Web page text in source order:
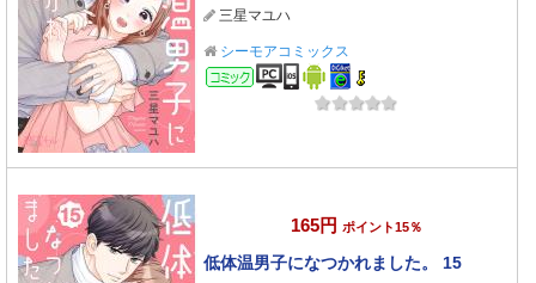
三星マユハ
シーモアコミックス
コミック
165円 ポイント15％
低体温男子になつかれました。 15